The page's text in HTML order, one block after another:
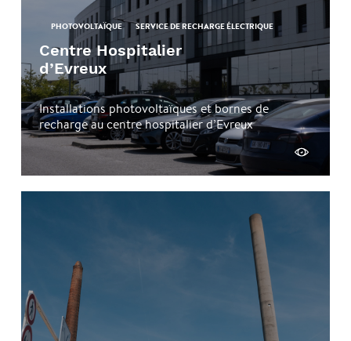
PHOTOVOLTAÏQUE SERVICE DE RECHARGE ÉLECTRIQUE
Centre Hospitalier
d’Evreux
Installations photovoltaïques et bornes de
recharge au centre hospitalier d’Evreux
Découvrir